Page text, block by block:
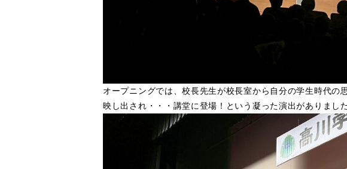
オープニングでは、校長先生が校長室から自分の学生時代の
映し出され・・・講堂に登場！という凝った演出がありました